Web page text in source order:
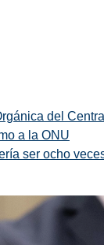
del Central
a la ONU
ser ocho